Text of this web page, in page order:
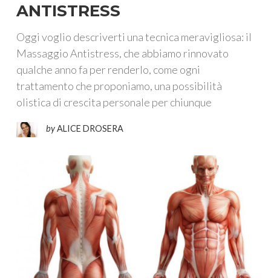
ANTISTRESS
Oggi voglio descriverti una tecnica meravigliosa: il
Massaggio Antistress, che abbiamo rinnovato
qualche anno fa per renderlo, come ogni
trattamento che proponiamo, una possibilità
olistica di crescita personale per chiunque
byALICE DROSERA